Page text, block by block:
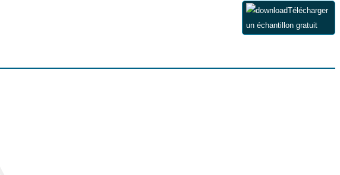
Télécharger
un échantillon gratuit